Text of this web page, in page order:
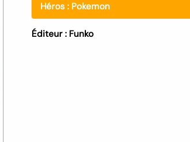
Héros : Pokemon
Éditeur : Funko